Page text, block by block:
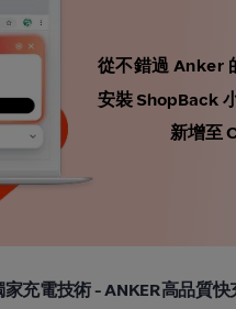
從不錯過 Anker
安裝 ShopBack
新增至
家充電技術 - ANKER高品質快